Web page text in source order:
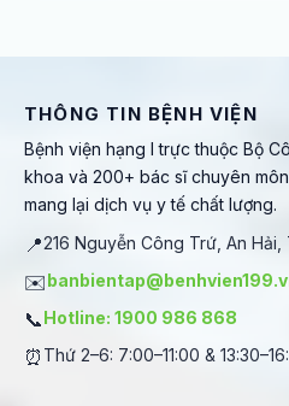
THÔNG TIN BỆNH VIỆN
Bệnh viện hạng I trực thuộc Bộ
khoa và 200+ bác sĩ chuyên
mang lại dịch vụ y tế chất lượng.
📍216 Nguyễn Công Trứ, An Hải,
✉️
📞Hotline: 1900 986 868
⏰ Thứ 2–6: 7:00–11:00 &